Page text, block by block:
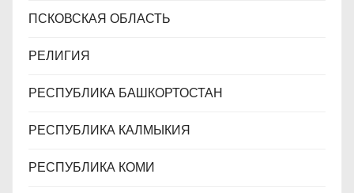
ПСКОВСКАЯ ОБЛАСТЬ
РЕЛИГИЯ
РЕСПУБЛИКА БАШКОРТОСТАН
РЕСПУБЛИКА КАЛМЫКИЯ
РЕСПУБЛИКА КОМИ